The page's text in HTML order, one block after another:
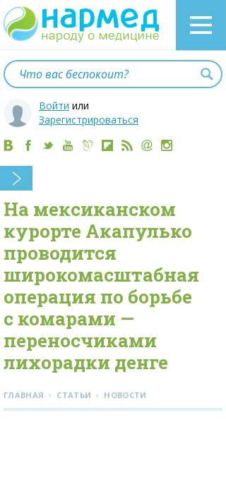
Войти или
Зарегистрироваться
На мексиканском
курорте Акапулько
проводится
широкомасштабная
операция по борьбе
с комарами —
переносчиками
лихорадки денге
ГЛАВНАЯ › СТАТЬИ › НОВОСТИ